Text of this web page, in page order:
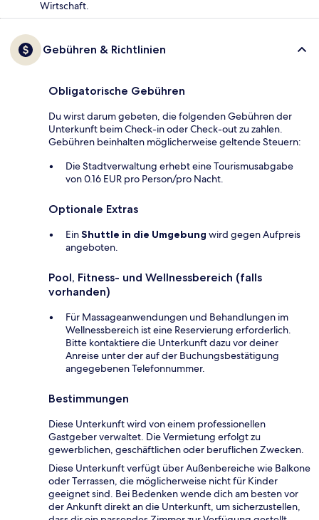
Wirtschaft.
Gebühren & Richtlinien
Obligatorische Gebühren
Du wirst darum gebeten, die folgenden Gebühren der
Unterkunft beim Check-in oder Check-out zu zahlen.
Gebühren beinhalten möglicherweise geltende Steuern:
Die Stadtverwaltung erhebt eine Tourismusabgabe
von 0.16 EUR pro Person/pro Nacht.
Optionale Extras
EinShuttle in die Umgebung wird gegen Aufpreis
angeboten.
Pool, Fitness- und Wellnessbereich (falls
vorhanden)
Für Massageanwendungen und Behandlungen im
Wellnessbereich ist eine Reservierung erforderlich.
Bitte kontaktiere die Unterkunft dazu vor deiner
Anreise unter der auf der Buchungsbestätigung
angegebenen Telefonnummer.
Bestimmungen
Diese Unterkunft wird von einem professionellen
Gastgeber verwaltet. Die Vermietung erfolgt zu
gewerblichen, geschäftlichen oder beruflichen Zwecken.
Diese Unterkunft verfügt über Außenbereiche wie Balkone
oder Terrassen, die möglicherweise nicht für Kinder
geeignet sind. Bei Bedenken wende dich am besten vor
der Ankunft direkt an die Unterkunft, um sicherzustellen,